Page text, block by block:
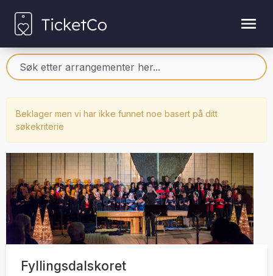
Beklager men vi har ikke funnet noe basert på ditt
søkekriterie
Fyllingsdalskoret